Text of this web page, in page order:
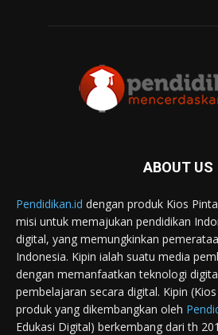
ABOUT US
Pendidikan.id dengan produk Kios
misi untuk memajukan pendidikan
digital, yang memungkinkan
Indonesia. Kipin ialah suatu media
dengan memanfaatkan teknologi
pembelajaran secara digital. Kipin
produk yang dikembangkan oleh
Edukasi Digital) berkembang dari th